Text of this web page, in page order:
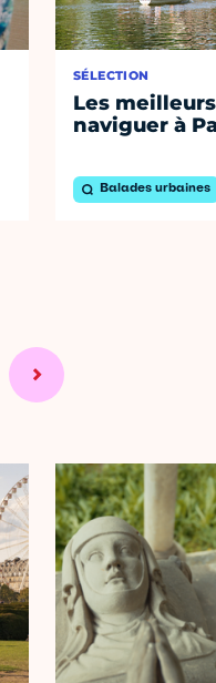
SÉLECTION
Les
naviguer à
Balades urbaines